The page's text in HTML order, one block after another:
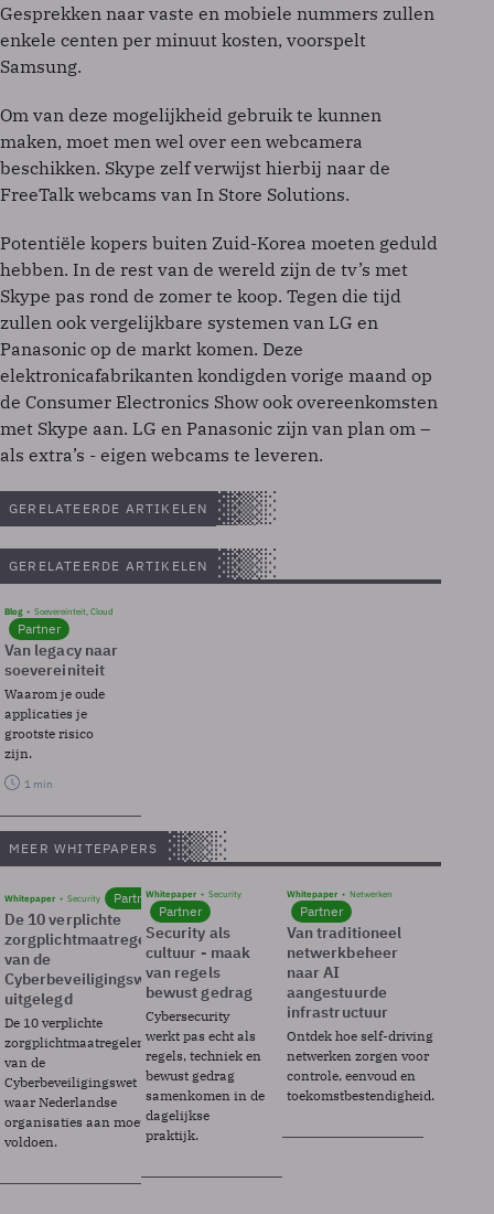
Gesprekken naar vaste en mobiele nummers zullen
enkele centen per minuut kosten, voorspelt
Samsung.
Om van deze mogelijkheid gebruik te kunnen
maken, moet men wel over een webcamera
beschikken. Skype zelf verwijst hierbij naar de
FreeTalk webcams van In Store Solutions.
Potentiële kopers buiten Zuid-Korea moeten geduld
hebben. In de rest van de wereld zijn de tv’s met
Skype pas rond de zomer te koop. Tegen die tijd
zullen ook vergelijkbare systemen van LG en
Panasonic op de markt komen. Deze
elektronicafabrikanten kondigden vorige maand op
de Consumer Electronics Show ook overeenkomsten
met Skype aan. LG en Panasonic zijn van plan om –
als extra’s - eigen webcams te leveren.
GERELATEERDE ARTIKELEN
GERELATEERDE ARTIKELEN
Blog Soevereinteit, Cloud
Partner
Van legacy naar
soevereiniteit
Waarom je oude
applicaties je
grootste risico
zijn.
1 min
MEER WHITEPAPERS
Whitepaper Security Partner
De 10 verplichte
zorgplichtmaatregelen
van de
Cyberbeveiligingswet
uitgelegd
De 10 verplichte
zorgplichtmaatregelen
van de
Cyberbeveiligingswet
waar Nederlandse
organisaties aan moeten
voldoen.
Whitepaper Security
Partner
Security als
cultuur - maak
van regels
bewust gedrag
Cybersecurity
werkt pas echt als
regels, techniek en
bewust gedrag
samenkomen in de
dagelijkse
praktijk.
Whitepaper Netwerken
Partner
Van traditioneel
netwerkbeheer
naar AI
aangestuurde
infrastructuur
Ontdek hoe self-driving
netwerken zorgen voor
controle, eenvoud en
toekomstbestendigheid.